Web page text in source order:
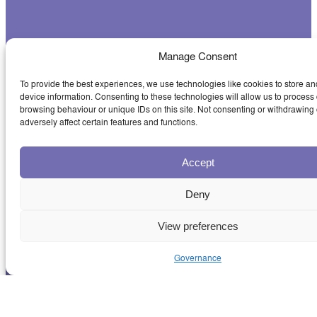
Manage Consent
To provide the best experiences, we use technologies like cookies to store
device information. Consenting to these technologies will allow us to process
browsing behaviour or unique IDs on this site. Not consenting or withdrawing
adversely affect certain features and functions.
Accept
Deny
View preferences
Governance